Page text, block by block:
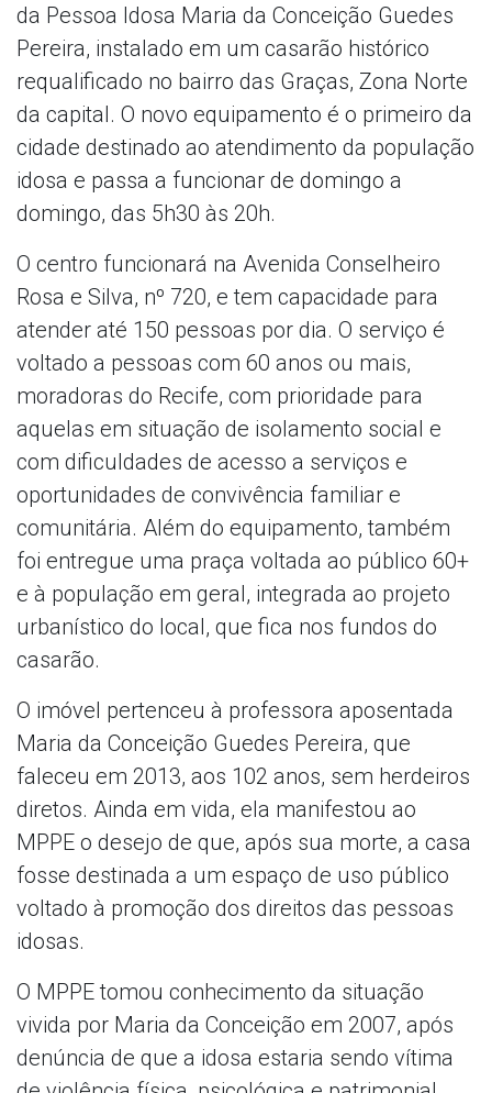
da Pessoa Idosa Maria da Conceição Guedes
Pereira, instalado em um casarão histórico
requalificado no bairro das Graças, Zona Norte
da capital. O novo equipamento é o primeiro da
cidade destinado ao atendimento da população
idosa e passa a funcionar de domingo a
domingo, das 5h30 às 20h.
O centro funcionará na Avenida Conselheiro
Rosa e Silva, nº 720, e tem capacidade para
atender até 150 pessoas por dia. O serviço é
voltado a pessoas com 60 anos ou mais,
moradoras do Recife, com prioridade para
aquelas em situação de isolamento social e
com dificuldades de acesso a serviços e
oportunidades de convivência familiar e
comunitária. Além do equipamento, também
foi entregue uma praça voltada ao público 60+
e à população em geral, integrada ao projeto
urbanístico do local, que fica nos fundos do
casarão.
O imóvel pertenceu à professora aposentada
Maria da Conceição Guedes Pereira, que
faleceu em 2013, aos 102 anos, sem herdeiros
diretos. Ainda em vida, ela manifestou ao
MPPE o desejo de que, após sua morte, a casa
fosse destinada a um espaço de uso público
voltado à promoção dos direitos das pessoas
idosas.
O MPPE tomou conhecimento da situação
vivida por Maria da Conceição em 2007, após
denúncia de que a idosa estaria sendo vítima